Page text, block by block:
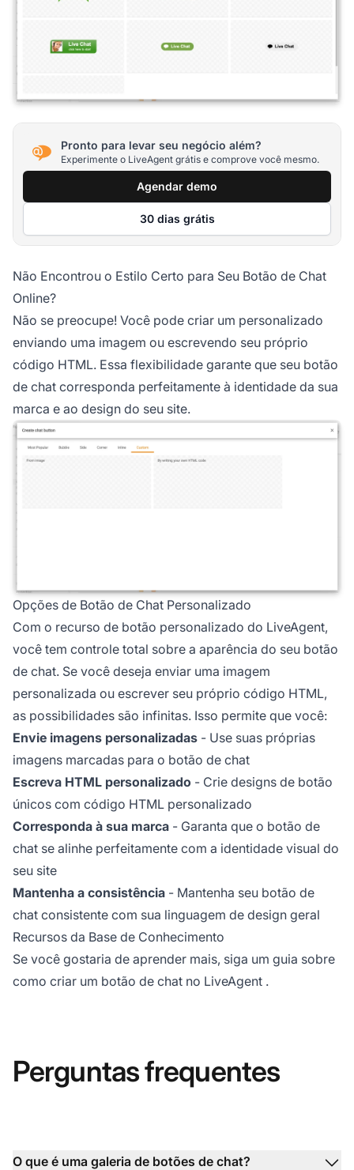
Pronto para levar seu negócio além?
Experimente o LiveAgent grátis e comprove você mesmo.
Agendar demo
30 dias grátis
Não Encontrou o Estilo Certo para Seu Botão de Chat
Online?
Não se preocupe! Você pode criar um personalizado
enviando uma imagem ou escrevendo seu próprio
código HTML. Essa flexibilidade garante que seu botão
de chat corresponda perfeitamente à identidade da sua
marca e ao design do seu site.
Opções de Botão de Chat Personalizado
Com o recurso de botão personalizado do LiveAgent,
você tem controle total sobre a aparência do seu botão
de chat. Se você deseja enviar uma imagem
personalizada ou escrever seu próprio código HTML,
as possibilidades são infinitas. Isso permite que você:
Envie imagens personalizadas - Use suas próprias
imagens marcadas para o botão de chat
Escreva HTML personalizado - Crie designs de botão
únicos com código HTML personalizado
Corresponda à sua marca - Garanta que o botão de
chat se alinhe perfeitamente com a identidade visual do
seu site
Mantenha a consistência - Mantenha seu botão de
chat consistente com sua linguagem de design geral
Recursos da Base de Conhecimento
Se você gostaria de aprender mais, siga um guia sobre
como criar um botão de chat no LiveAgent .
Perguntas frequentes
O que é uma galeria de botões de chat?